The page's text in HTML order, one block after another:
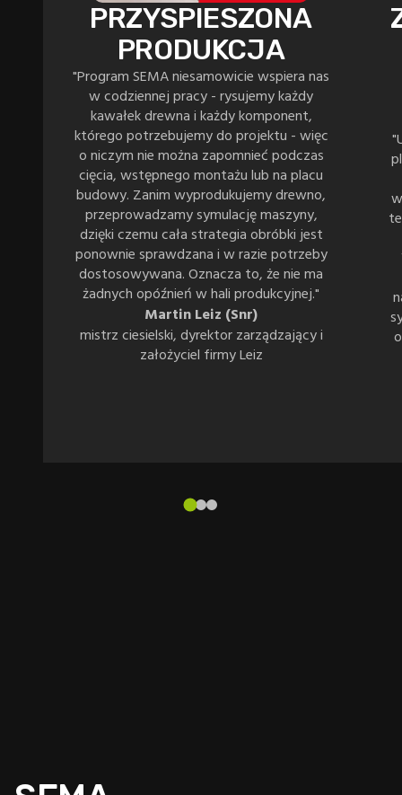
PRZYSPIESZONA
PRODUKCJA
"Program SEMA niesamowicie wspiera nas
w codziennej pracy - rysujemy każdy
kawałek drewna i każdy komponent,
którego potrzebujemy do projektu - więc
o niczym nie można zapomnieć podczas
cięcia, wstępnego montażu lub na placu
budowy. Zanim wyprodukujemy drewno,
przeprowadzamy symulację maszyny,
dzięki czemu cała strategia obróbki jest
ponownie sprawdzana i w razie potrzeby
dostosowywana. Oznacza to, że nie ma
żadnych opóźnień w hali produkcyjnej."
Martin Leiz (Snr)
mistrz ciesielski, dyrektor zarządzający i
założyciel firmy Leiz